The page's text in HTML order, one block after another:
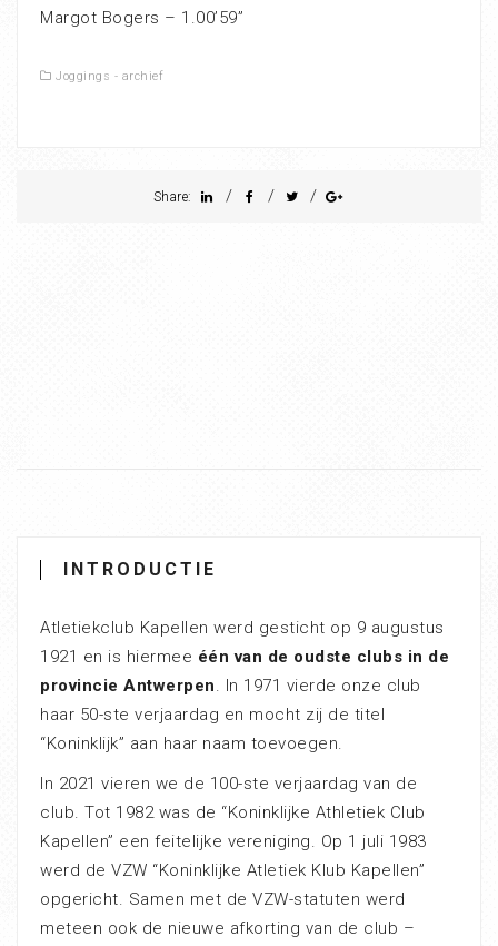
Margot Bogers – 1.00’59”
Joggings - archief
Share: / / /
INTRODUCTIE
Atletiekclub Kapellen werd gesticht op 9 augustus
1921 en is hiermee één van de oudste clubs in de
provincie Antwerpen. In 1971 vierde onze club
haar 50-ste verjaardag en mocht zij de titel
“Koninklijk” aan haar naam toevoegen.
In 2021 vieren we de 100-ste verjaardag van de
club. Tot 1982 was de “Koninklijke Athletiek Club
Kapellen” een feitelijke vereniging. Op 1 juli 1983
werd de VZW “Koninklijke Atletiek Klub Kapellen”
opgericht. Samen met de VZW-statuten werd
meteen ook de nieuwe afkorting van de club –